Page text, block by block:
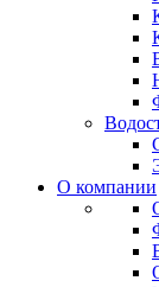
О компании